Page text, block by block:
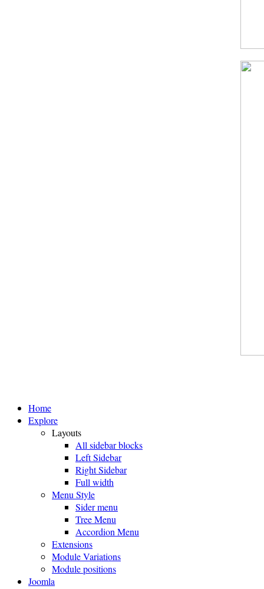
Home
Explore
Layouts
All sidebar blocks
Left Sidebar
Right Sidebar
Full width
Menu Style
Sider menu
Tree Menu
Accordion Menu
Extensions
Module Variations
Module positions
Joomla